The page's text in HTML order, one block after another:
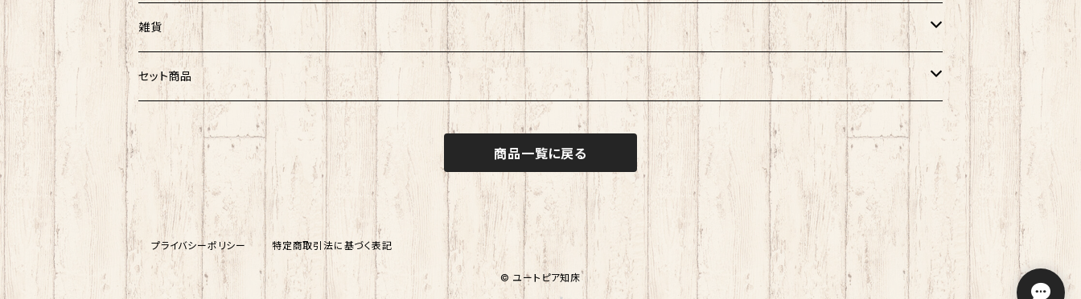
菓子
菓子類
アルコール
ノンアルコール
雑貨
UTARI
知床トコさん
その他
セット商品
海産物セット
商品一覧に戻る
プライバシーポリシー 特定商取引法に基づく表記
© ユートピア知床